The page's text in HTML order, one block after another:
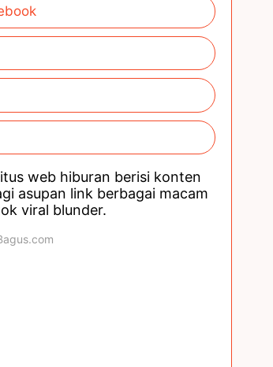
web hiburan berisi konten
asupan link berbagai macam
viral blunder.